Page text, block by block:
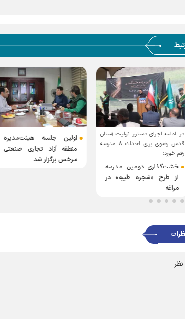
در ادامه اجرای دستور تولیت آستان
قدس رضوی برای احداث ۸ مدرسه
رقم خورد؛
خشت‌گذاری دومین مدرسه
از طرح «شجره طیبه» در
مراغه
اولین جلسه هیئت‌مدیره
منطقه آزاد تجاری صنعتی
سرخس برگزار شد